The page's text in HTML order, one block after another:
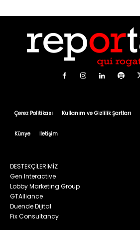
Çerez Politikası Kullanım ve Gizlilik Şartları
Künye İletişim
DESTEKÇİLERİMİZ
Gen Interactive
Lobby Marketing Group
GTAlliance
Duende Dijital
Fix Consultancy